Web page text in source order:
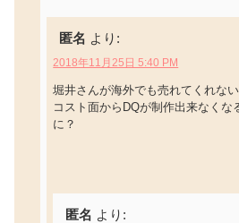
匿名 より:
2018年11月25日 5:40 PM
堀井さんが海外でも売れてくれな
コスト面からDQが制作出来なくな
に？
匿名 より: